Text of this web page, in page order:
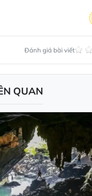
Đánh giá bài viết
QUAN